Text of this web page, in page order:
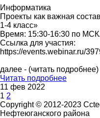
Информатика
Проекты как важная
1-4 класс»
Время: 15:30-16:30 по
Ссылка для участия:
https://events.webinar.ru/
далее - (читать подробнее)
Читать подробнее
11 фев 2022
1 2
Copyright © 2012-2023
Нефтеюганского района